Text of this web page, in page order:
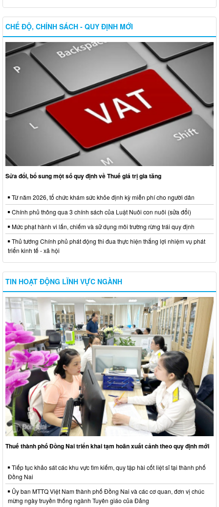
CHẾ ĐỘ, CHÍNH SÁCH - QUY ĐỊNH MỚI
Sửa đổi, bổ sung một số quy định về Thuế giá trị gia tăng
Từ năm 2026, tổ chức khám sức khỏe định kỳ miễn phí cho người dân
Chính phủ thông qua 3 chính sách của Luật Nuôi con nuôi (sửa đổi)
Mức phạt hành vi lấn, chiếm và sử dụng môi trường rừng trái quy định
Thủ tướng Chính phủ phát động thi đua thực hiện thắng lợi nhiệm vụ phát
triển kinh tế - xã hội
TIN HOẠT ĐỘNG LĨNH VỰC NGÀNH
Thuế thành phố Đồng Nai triển khai tạm hoãn xuất cảnh theo quy định mới
Tiếp tục khảo sát các khu vực tìm kiếm, quy tập hài cốt liệt sĩ tại thành phố
Đồng Nai
Ủy ban MTTQ Việt Nam thành phố Đồng Nai và các cơ quan, đơn vị chúc
mừng ngày truyền thống ngành Tuyên giáo của Đảng